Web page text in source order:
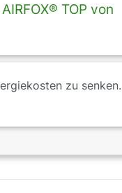
TOP von
zu senken.